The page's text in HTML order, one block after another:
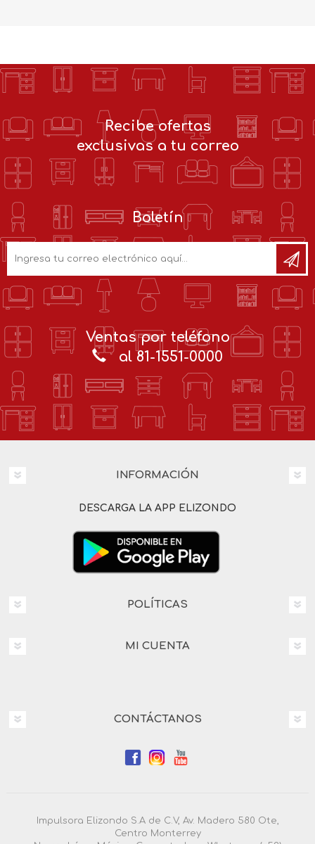
Recibe ofertas
exclusivas a tu correo
Boletín
Ventas por teléfono
al 81-1551-0000
INFORMACIÓN
DESCARGA LA APP ELIZONDO
POLÍTICAS
MI CUENTA
CONTÁCTANOS
Impulsora Elizondo S.A de C.V, Av. Madero 580 Ote,
Centro Monterrey